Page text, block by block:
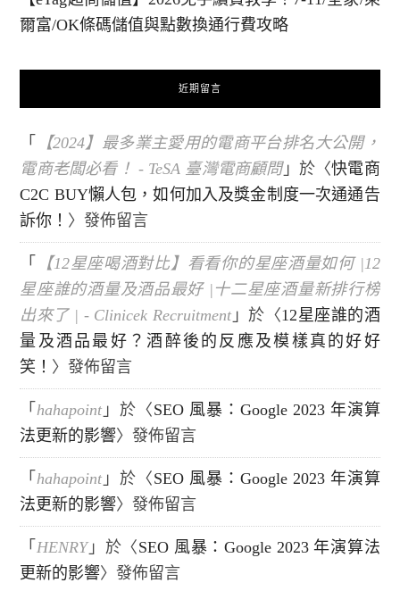
爾富/OK條碼儲值與點數換通行費攻略
近期留言
「
【2024】最多業主愛用的電商平台排名大公開，
電商老闆必看！ - TeSA 臺灣電商顧問」於〈快電商
C2C BUY懶人包，如何加入及獎金制度一次通通告
訴你！ 〉發佈留言
「
【12星座喝酒對比】看看你的星座酒量如何 |12
星座誰的酒量及酒品最好 |十二星座酒量新排行榜
出來了 | - Clinicek Recruitment 」於〈12星座誰的酒
量及酒品最好？酒醉後的反應及模樣真的好好
笑！ 〉發佈留言
「 hahapoint 」於〈SEO 風暴：Google 2023 年演算
法更新的影響〉發佈留言
「 hahapoint 」於〈SEO 風暴：Google 2023 年演算
法更新的影響〉發佈留言
「 HENRY」於〈SEO 風暴：Google 2023 年演算法
更新的影響〉發佈留言